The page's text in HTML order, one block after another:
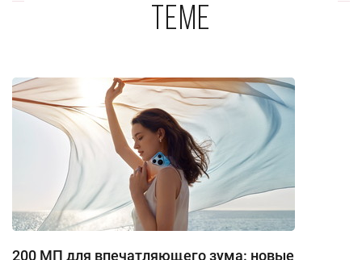
теме
200 МП для впечатляющего зума: новые